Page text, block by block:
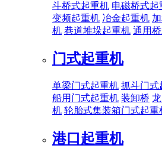
斗桥式起重机 电磁桥式起
变频起重机 冶金起重机
机 巷道堆垛起重机 通用
门式起重机
单梁门式起重机 抓斗门式
船用门式起重机 装卸桥
机 轮胎式集装箱门式起重
港口起重机